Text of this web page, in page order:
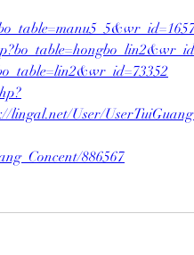
lingal.net/User/
886567